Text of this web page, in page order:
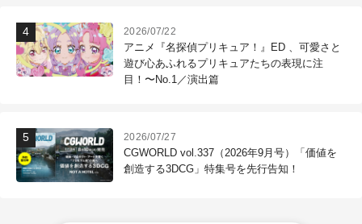
2026/07/22
アニメ『名探偵プリキュア！』ED 、可愛さと
遊び心あふれるプリキュアたちの表現に注
目！〜No.1／演出篇
2026/07/27
CGWORLD vol.337（2026年9月号）「価値を
創造する3DCG」特集号を先行告知！